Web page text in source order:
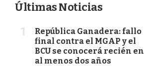
Últimas Noticias
República Ganadera: fallo
final contra el MGAP y el
BCU se conocerá recién en
al menos dos años